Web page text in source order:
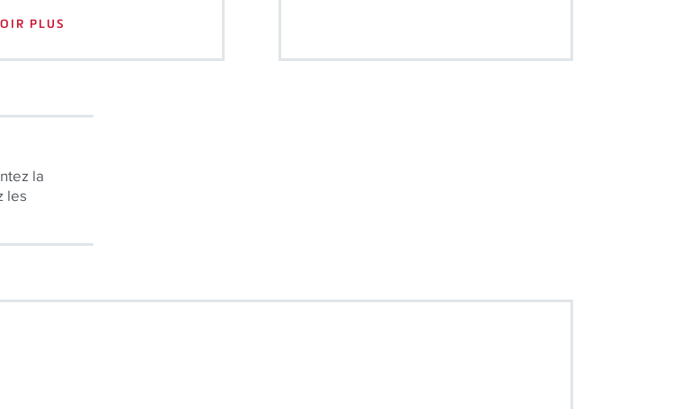
la